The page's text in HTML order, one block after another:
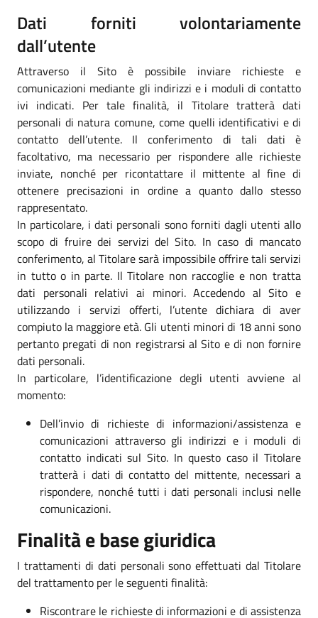
Dati forniti volontariamente
dall’utente
Attraverso il Sito è possibile inviare richieste e
comunicazioni mediante gli indirizzi e i moduli di contatto
ivi indicati. Per tale finalità, il Titolare tratterà dati
personali di natura comune, come quelli identificativi e di
contatto dell’utente. Il conferimento di tali dati è
facoltativo, ma necessario per rispondere alle richieste
inviate, nonché per ricontattare il mittente al fine di
ottenere precisazioni in ordine a quanto dallo stesso
rappresentato.
In particolare, i dati personali sono forniti dagli utenti allo
scopo di fruire dei servizi del Sito. In caso di mancato
conferimento, al Titolare sarà impossibile offrire tali servizi
in tutto o in parte. Il Titolare non raccoglie e non tratta
dati personali relativi ai minori. Accedendo al Sito e
utilizzando i servizi offerti, l’utente dichiara di aver
compiuto la maggiore età. Gli utenti minori di 18 anni sono
pertanto pregati di non registrarsi al Sito e di non fornire
dati personali.
In particolare, l’identificazione degli utenti avviene al
momento:
Dell’invio di richieste di informazioni/assistenza e
comunicazioni attraverso gli indirizzi e i moduli di
contatto indicati sul Sito. In questo caso il Titolare
tratterà i dati di contatto del mittente, necessari a
rispondere, nonché tutti i dati personali inclusi nelle
comunicazioni.
Finalità e base giuridica
I trattamenti di dati personali sono effettuati dal Titolare
del trattamento per le seguenti finalità:
Riscontrare le richieste di informazioni e di assistenza